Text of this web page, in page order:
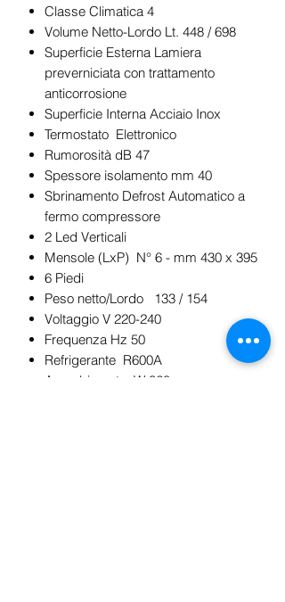
Classe Climatica 4
Volume Netto-Lordo Lt. 448 / 698
Superficie Esterna Lamiera
preverniciata con trattamento
anticorrosione
Superficie Interna Acciaio Inox
Termostato Elettronico
Rumorosità dB 47
Spessore isolamento mm 40
Sbrinamento Defrost Automatico a
fermo compressore
2 Led Verticali
Mensole (LxP) N° 6 - mm 430 x 395
6 Piedi
Peso netto/Lordo 133 / 154
Voltaggio V 220-240
Frequenza Hz 50
Refrigerante R600A
Assorbimento W 320